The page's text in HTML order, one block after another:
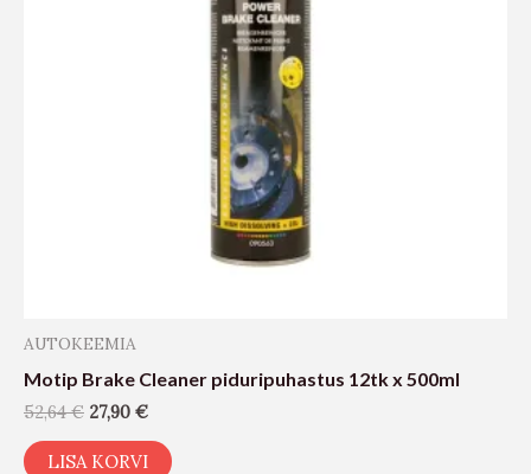
AUTOKEEMIA
Motip Brake Cleaner piduripuhastus 12tk x 500ml
52,64€ 27,90 €
LISA KORVI